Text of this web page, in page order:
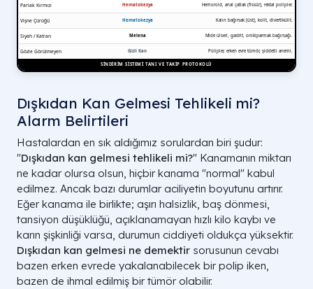
Dışkıdan Kan Gelmesi Tehlikeli mi?
Alarm Belirtileri
Hastalardan en sık aldığımız sorulardan biri şudur:
"Dışkıdan kan gelmesi tehlikeli mi?" Kanamanın miktarı
ne kadar olursa olsun, hiçbir kanama "normal" kabul
edilmez. Ancak bazı durumlar aciliyetin boyutunu artırır.
Eğer kanama ile birlikte; aşırı halsizlik, baş dönmesi,
tansiyon düşüklüğü, açıklanamayan hızlı kilo kaybı ve
karın şişkinliği varsa, durumun ciddiyeti oldukça yüksektir.
Dışkıdan kan gelmesi ne demektir sorusunun cevabı
bazen erken evrede yakalanabilecek bir polip iken,
bazen de ihmal edilmiş bir tümör olabilir.